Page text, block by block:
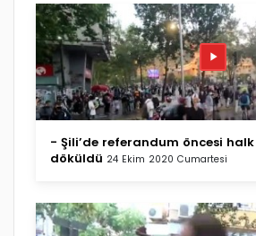
- Şili’de referandum öncesi
döküldü 24 Ekim 2020 Cumartesi